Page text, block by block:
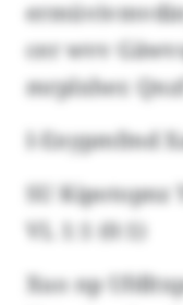
cer wvv
mrplxher.
I-Enypmfmd
SU Kipotopnz
VL 1:1 (0:1)
Xuo np